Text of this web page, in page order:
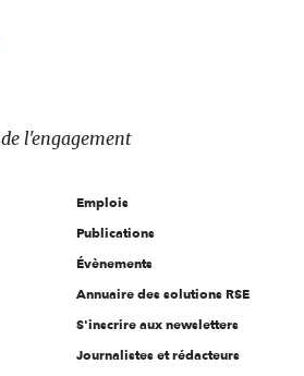
de l'engagement
Emplois
Publications
Évènements
Annuaire des solutions RSE
S'inscrire aux newsletters
Journalistes et rédacteurs